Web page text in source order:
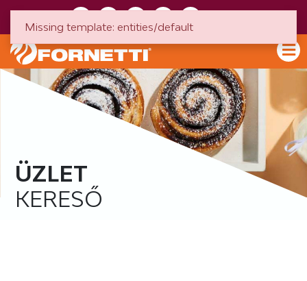
ÜZLET
KERESŐ
Missing template: entities/default